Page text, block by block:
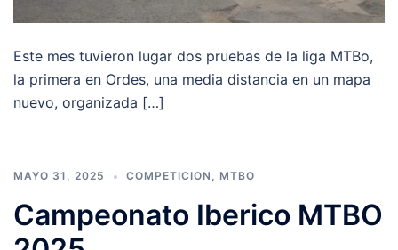
Este mes tuvieron lugar dos pruebas de la liga MTBo,
la primera en Ordes, una media distancia en un mapa
nuevo, organizada […]
MAYO 31, 2025 COMPETICION , MTBO
Campeonato Iberico MTBO